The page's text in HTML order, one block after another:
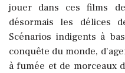
jouer dans ces films
désormais les délices
Scénarios indigents à
conquête du monde,
à fumée et de morceaux